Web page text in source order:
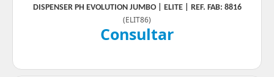
DISPENSER PH EVOLUTION JUMBO | ELITE | REF. FAB: 8816
(ELIT86)
Consultar